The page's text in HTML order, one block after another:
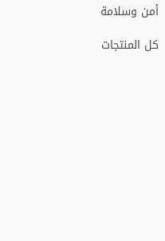
أمن وسلامة
كل المنتجات